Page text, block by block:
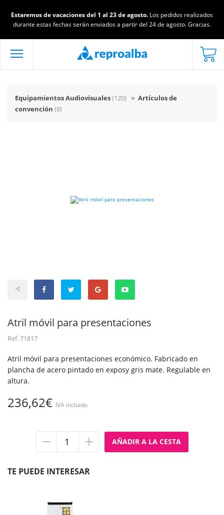
Estaremos de vacaciones del 1 al 23 de agosto. Los pedidos realizados
durante estas fechas serán enviados a partir del 24 de agosto. Gracias.
Equipamientos Audiovisuales(120) » Artículos de
convención (8)
Atril móvil para presentaciones
Ref.71817
Atril móvil para presentaciones económico. Fabricado en
plancha de acero pintado en exposy gris mate. Regulable en
altura.
236,62€ IVA incluido
TE PUEDE INTERESAR